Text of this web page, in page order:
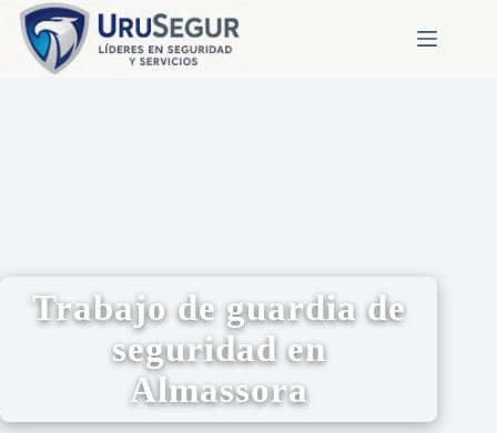
Trabajo de guardia de
seguridad en
Almassora